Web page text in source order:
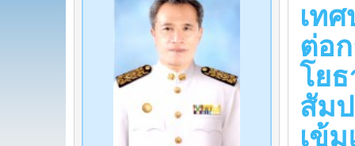
เท
ต่อ
โย
สัม
เข้